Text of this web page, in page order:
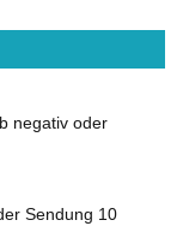
negativ oder
Sendung 10